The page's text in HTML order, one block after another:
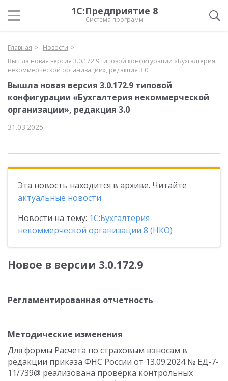
1С:Предприятие 8
Система программ
Главная
Новости
Вышла новая версия 3.0.172.9 типовой конфигурации «Бухгалтерия
некоммерческой организации», редакция 3.0
Вышла новая версия 3.0.172.9 типовой
конфигурации «Бухгалтерия некоммерческой
организации», редакция 3.0
31.03.2025
Эта новость находится в архиве. Читайте
актуальные новости
Новости на тему: 1С:Бухгалтерия
некоммерческой организации 8 (НКО)
Новое в версии 3.0.172.9
Регламентированная отчетность
Методические изменения
Для формы Расчета по страховым взносам в
редакции приказа ФНС России от 13.09.2024 № ЕД-7-
11/739@ реализована проверка контрольных